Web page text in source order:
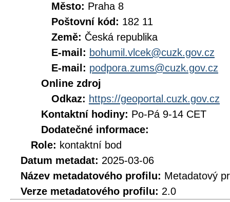
Město: Praha 8
Poštovní kód: 182 11
Země: Česká republika
E-mail: bohumil.vlcek@cuzk.gov.cz
E-mail: podpora.zums@cuzk.gov.cz
Online zdroj
Odkaz: https://geoportal.cuzk.gov.cz
Kontaktní hodiny: Po-Pá 9-14 CET
Dodatečné informace:
Role: kontaktní bod
Datum metadat: 2025-03-06
Název metadatového profilu: Metadatový
Verze metadatového profilu: 2.0